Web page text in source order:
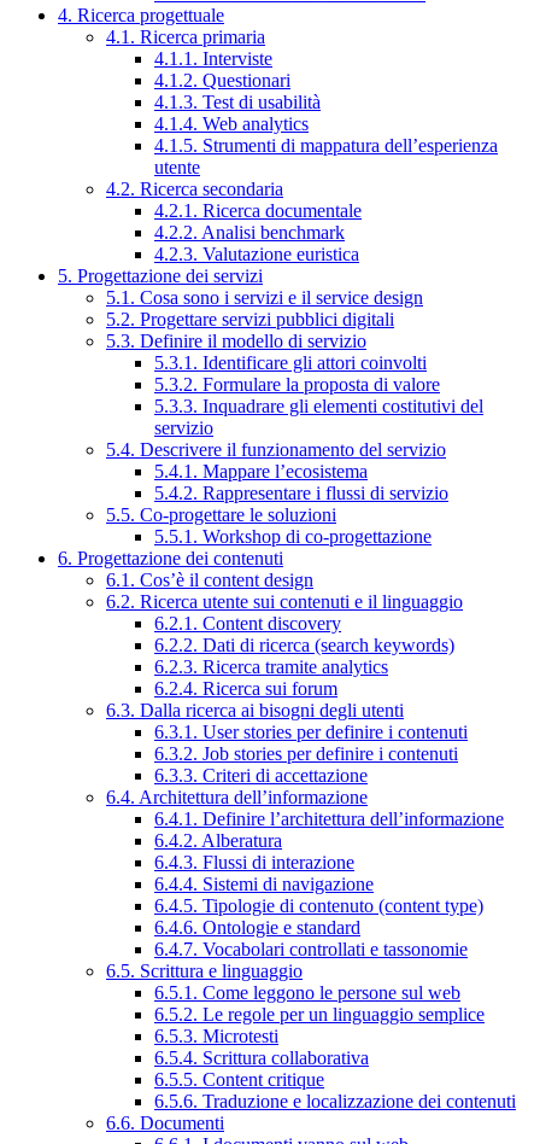
4. Ricerca progettuale
4.1. Ricerca primaria
4.1.1. Interviste
4.1.2. Questionari
4.1.3. Test di usabilità
4.1.4. Web analytics
4.1.5. Strumenti di mappatura dell’esperienza
utente
4.2. Ricerca secondaria
4.2.1. Ricerca documentale
4.2.2. Analisi benchmark
4.2.3. Valutazione euristica
5. Progettazione dei servizi
5.1. Cosa sono i servizi e il service design
5.2. Progettare servizi pubblici digitali
5.3. Definire il modello di servizio
5.3.1. Identificare gli attori coinvolti
5.3.2. Formulare la proposta di valore
5.3.3. Inquadrare gli elementi costitutivi del
servizio
5.4. Descrivere il funzionamento del servizio
5.4.1. Mappare l’ecosistema
5.4.2. Rappresentare i flussi di servizio
5.5. Co-progettare le soluzioni
5.5.1. Workshop di co-progettazione
6. Progettazione dei contenuti
6.1. Cos’è il content design
6.2. Ricerca utente sui contenuti e il linguaggio
6.2.1. Content discovery
6.2.2. Dati di ricerca (search keywords)
6.2.3. Ricerca tramite analytics
6.2.4. Ricerca sui forum
6.3. Dalla ricerca ai bisogni degli utenti
6.3.1. User stories per definire i contenuti
6.3.2. Job stories per definire i contenuti
6.3.3. Criteri di accettazione
6.4. Architettura dell’informazione
6.4.1. Definire l’architettura dell’informazione
6.4.2. Alberatura
6.4.3. Flussi di interazione
6.4.4. Sistemi di navigazione
6.4.5. Tipologie di contenuto (content type)
6.4.6. Ontologie e standard
6.4.7. Vocabolari controllati e tassonomie
6.5. Scrittura e linguaggio
6.5.1. Come leggono le persone sul web
6.5.2. Le regole per un linguaggio semplice
6.5.3. Microtesti
6.5.4. Scrittura collaborativa
6.5.5. Content critique
6.5.6. Traduzione e localizzazione dei contenuti
6.6. Documenti